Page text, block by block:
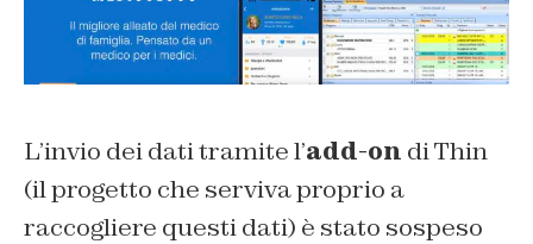
L’invio dei dati tramite l’add-on di Thin
(il progetto che serviva proprio a
raccogliere questi dati) è stato sospeso